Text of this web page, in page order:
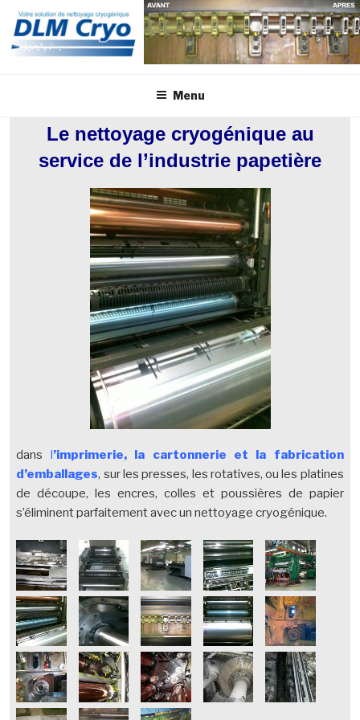
Aller
contenu
Menu
Le nettoyage cryogénique au
service de l’industrie papetière
dans l’imprimerie, la cartonnerie et la fabrication
d’emballages, sur les presses, les rotatives, ou les platines
de découpe, les encres, colles et poussières de papier
s’éliminent parfaitement avec un nettoyage cryogénique.